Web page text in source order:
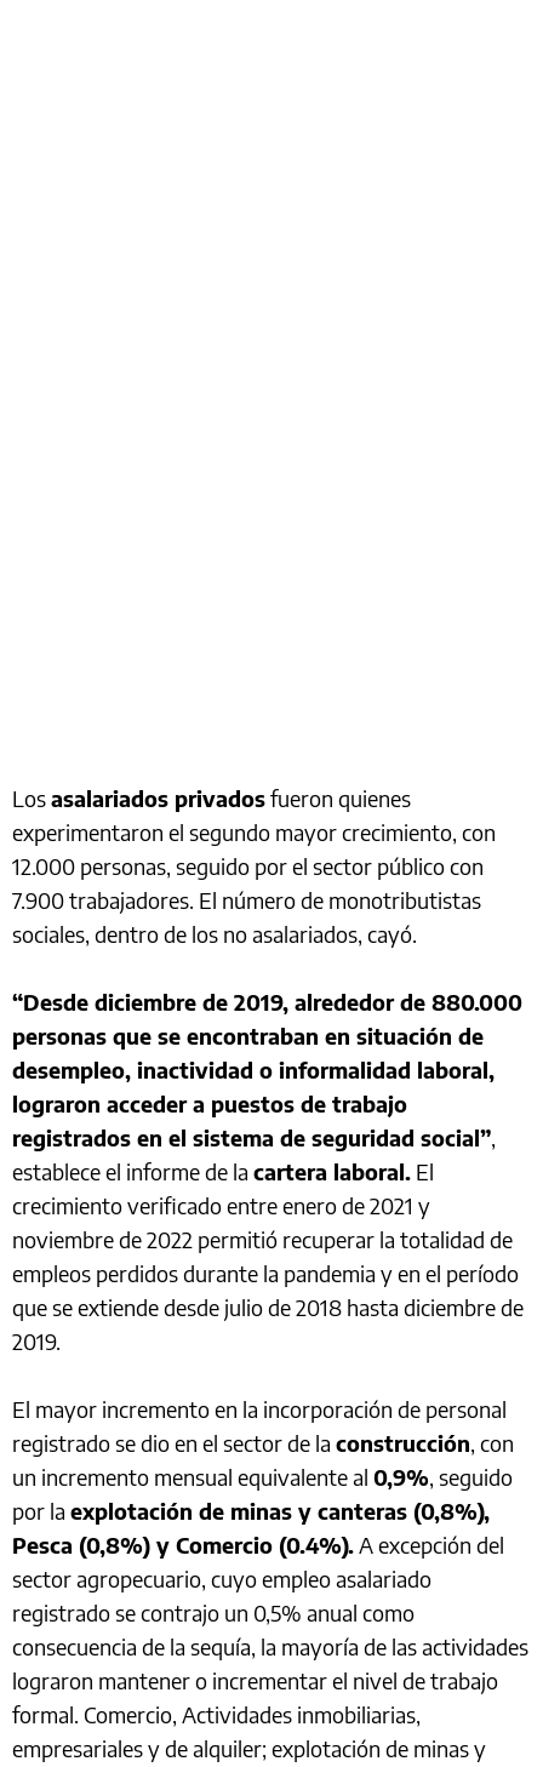
Losasalariados privadosfueron quienes
experimentaron el segundo mayor crecimiento, con
12.000 personas, seguido por el sector público con
7.900 trabajadores. El número de monotributistas
sociales, dentro de los no asalariados, cayó.
“Desde diciembre de 2019, alrededor de 880.000
personas que se encontraban en situación de
desempleo, inactividad o informalidad laboral,
lograron acceder a puestos de trabajo
registrados en el sistema de seguridad social”,
establece el informe de la cartera laboral. El
crecimiento verificado entre enero de 2021 y
noviembre de 2022 permitió recuperar la totalidad de
empleos perdidos durante la pandemia y en el período
que se extiende desde julio de 2018 hasta diciembre de
2019.
El mayor incremento en la incorporación de personal
registrado se dio en el sector de la construcción, con
un incremento mensual equivalente al 0,9%, seguido
por la explotación de minas y canteras (0,8%),
Pesca (0,8%) y Comercio (0.4%).A excepción del
sector agropecuario, cuyo empleo asalariado
registrado se contrajo un 0,5% anual como
consecuencia de la sequía, la mayoría de las actividades
lograron mantener o incrementar el nivel de trabajo
formal. Comercio, Actividades inmobiliarias,
empresariales y de alquiler; explotación de minas y